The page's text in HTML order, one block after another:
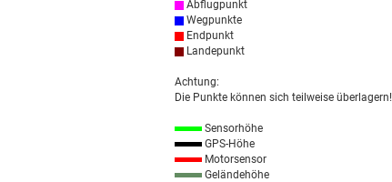
Abflugpunkt
Wegpunkte
Endpunkt
Landepunkt
Achtung:
Die Punkte können sich teilweise überlagern!
Sensorhöhe
GPS-Höhe
Motorsensor
Geländehöhe